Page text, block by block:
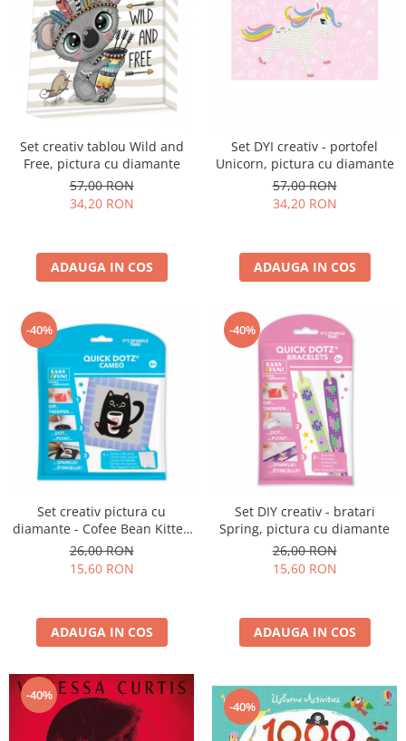
Set creativ tablou Wild and
Free, pictura cu diamante
57,00 RON
34,20 RON
ADAUGA IN COS
Set DYI creativ - portofel
Unicorn, pictura cu diamante
57,00 RON
34,20 RON
ADAUGA IN COS
-40%
Set creativ pictura cu
diamante - Cofee Bean Kitten
- pisicuta
26,00 RON
15,60 RON
ADAUGA IN COS
-40%
Set DIY creativ - bratari
Spring, pictura cu diamante
26,00 RON
15,60 RON
ADAUGA IN COS
-40%
-40%